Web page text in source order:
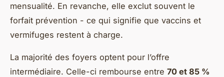
mensualité. En revanche, elle exclut souvent le
forfait prévention - ce qui signifie que vaccins et
vermifuges restent à charge.
La majorité des foyers optent pour l’offre
intermédiaire. Celle-ci rembourse entre 70 et 85 %